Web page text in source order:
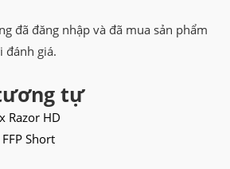
đã đăng nhập và đã mua sản phẩm
đánh giá.
tự